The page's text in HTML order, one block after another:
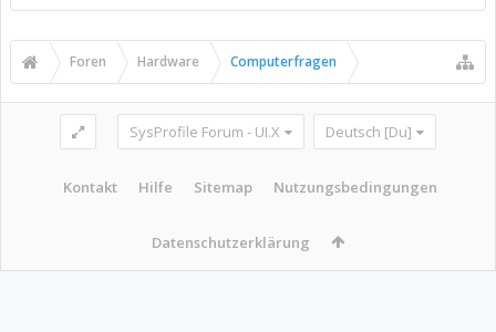
Foren Hardware Computerfragen
SysProfile Forum - UI.X Deutsch [Du]
Kontakt Hilfe Sitemap Nutzungsbedingungen
Datenschutzerklärung